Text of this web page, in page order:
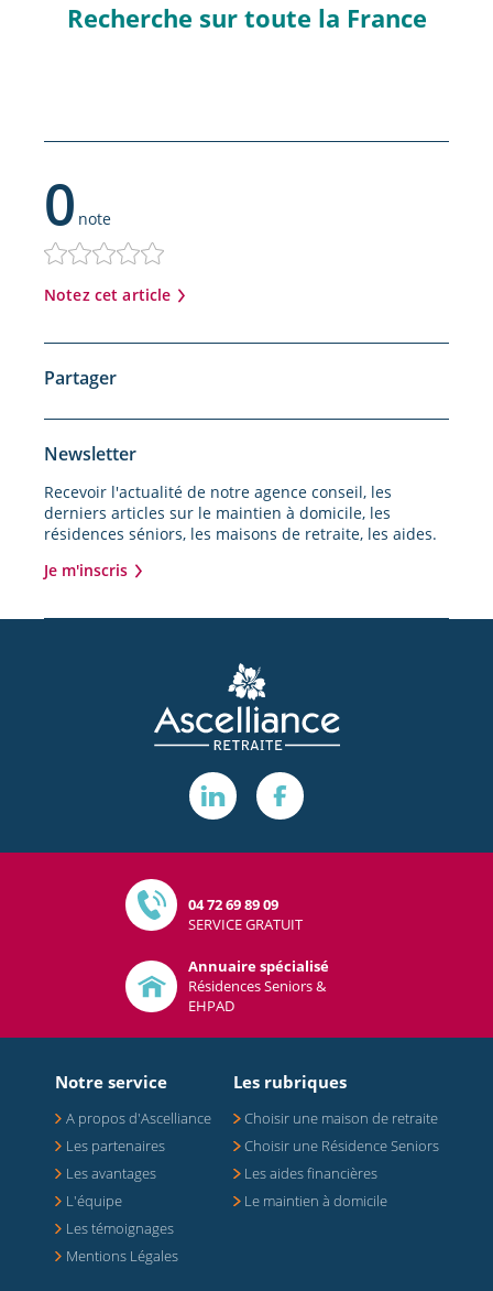
Recherche sur toute la France
0note
Notez cet article
Newsletter
Recevoir l'actualité de notre agence conseil, les
derniers articles sur le maintien à domicile, les
résidences séniors, les maisons de retraite, les aides.
Je m'inscris
Partager
Notre service
A propos d'Ascelliance
Les partenaires
Les avantages
L'équipe
Les témoignages
Mentions Légales
Les rubriques
Choisir une maison de retraite
Choisir une Résidence Seniors
Les aides financières
Le maintien à domicile
04 72 69 89 09
SERVICE GRATUIT
Annuaire spécialisé
Résidences Seniors &
EHPAD